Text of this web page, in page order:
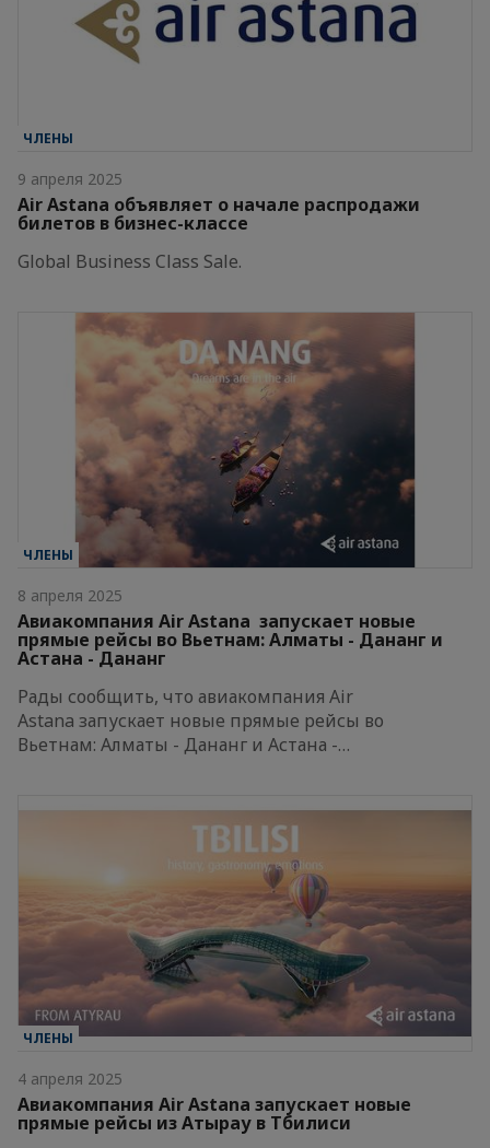
ЧЛЕНЫ
9 апреля 2025
Air Astana объявляет о начале распродажи
билетов в бизнес-классе
Global Business Class Sale.
ЧЛЕНЫ
8 апреля 2025
Авиакомпания Air Astana запускает новые
прямые рейсы во Вьетнам: Алматы - Дананг и
Астана - Дананг
Рады сообщить, что авиакомпания Air
Astana запускает новые прямые рейсы во
Вьетнам: Алматы - Дананг и Астана -…
ЧЛЕНЫ
4 апреля 2025
Авиакомпания Air Astana запускает новые
прямые рейсы из Атырау в Тбилиси